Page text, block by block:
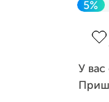
5%
У вас